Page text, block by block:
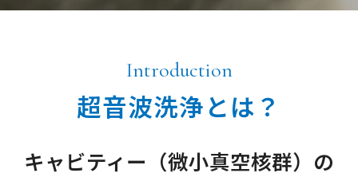
Introduction
超音波洗浄とは？
キャビティー（微小真空核群）の